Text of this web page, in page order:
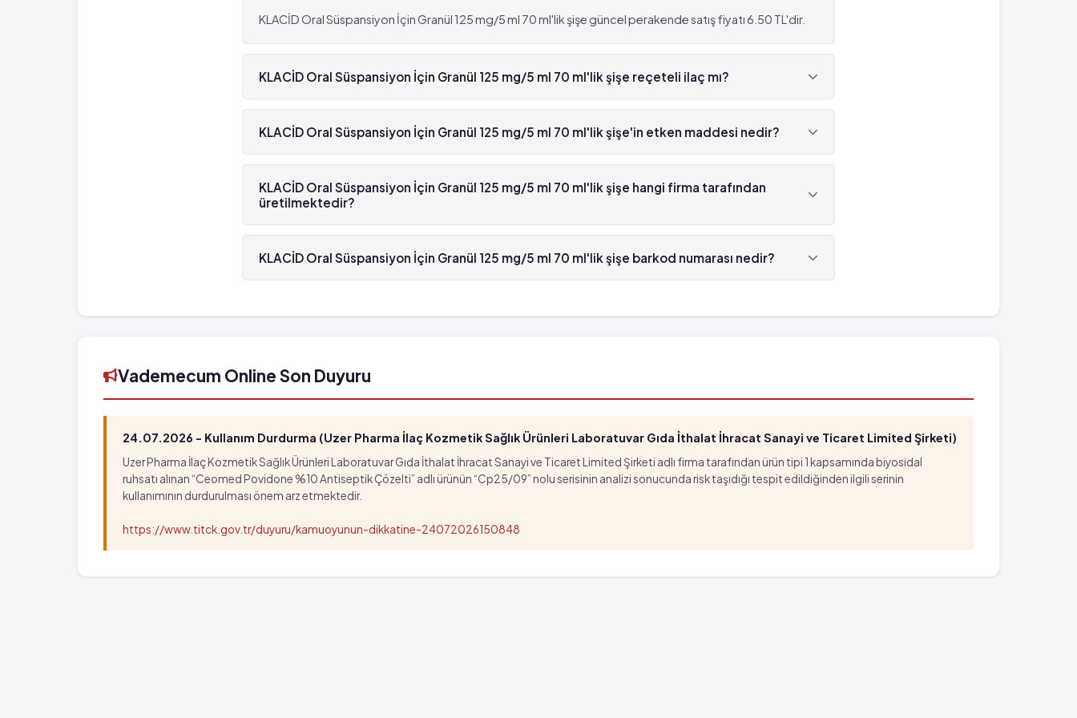
KLACİD Oral Süspansiyon İçin Granül 125 mg/5 ml 70 ml'lik şişe güncel perakende satış fiyatı 6.50 TL'dir.
KLACİD Oral Süspansiyon İçin Granül 125 mg/5 ml 70 ml'lik şişe reçeteli ilaç mı?
Evet, KLACİD Oral Süspansiyon İçin Granül 125 mg/5 ml 70 ml'lik şişe beyaz reçetelidir.
KLACİD Oral Süspansiyon İçin Granül 125 mg/5 ml 70 ml'lik şişe'in etken maddesi nedir?
KLACİD Oral Süspansiyon İçin Granül 125 mg/5 ml 70 ml'lik şişe'in etken maddesi Klaritromisin 'dür.
KLACİD Oral Süspansiyon İçin Granül 125 mg/5 ml 70 ml'lik şişe hangi firma tarafından
üretilmektedir?
KLACİD Oral Süspansiyon İçin Granül 125 mg/5 ml 70 ml'lik şişe , Abbott tarafından üretilmektedir.
KLACİD Oral Süspansiyon İçin Granül 125 mg/5 ml 70 ml'lik şişe barkod numarası nedir?
Vademecum Online Son Duyuru
24.07.2026 - Kullanım Durdurma (Uzer Pharma İlaç Kozmetik Sağlık Ürünleri Laboratuvar Gıda İthalat İhracat Sanayi ve Ticaret Limited Şirketi)
Uzer Pharma İlaç Kozmetik Sağlık Ürünleri Laboratuvar Gıda İthalat İhracat Sanayi ve Ticaret Limited Şirketi adlı firma tarafından ürün tipi 1 kapsamında biyosidal
ruhsatı alınan “Ceomed Povidone %10 Antiseptik Çözelti” adlı ürünün “Cp25/09” nolu serisinin analizi sonucunda risk taşıdığı tespit edildiğinden ilgili serinin
kullanımının durdurulması önem arz etmektedir.
https://www.titck.gov.tr/duyuru/kamuoyunun-dikkatine-24072026150848